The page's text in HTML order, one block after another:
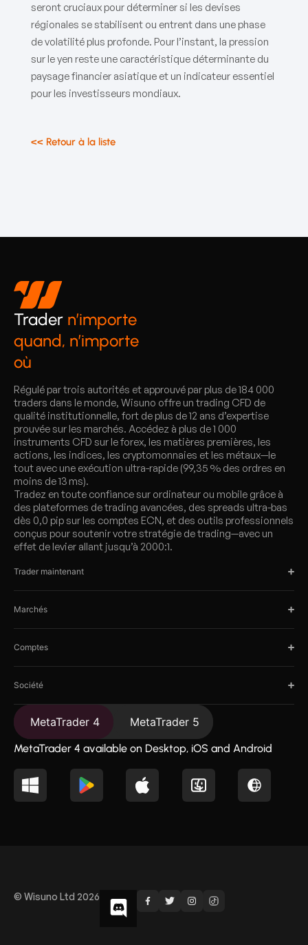
seront cruciaux pour déterminer si les devises
régionales se stabilisent ou entrent dans une phase
de volatilité plus profonde. Pour l’instant, la pression
sur le yen reste une caractéristique déterminante du
paysage financier asiatique et un indicateur essentiel
pour les investisseurs mondiaux.
<< Retour à la liste
Trader n’importe
quand, n’importe
où
Régulé par trois autorités et approuvé par plus de 184 000
traders dans le monde, Wisuno offre un trading CFD de
qualité institutionnelle, fort de plus de 12 ans d’expertise
prouvée sur les marchés. Accédez à plus de 1 000
instruments CFD sur le forex, les matières premières, les
actions, les indices, les cryptomonnaies et les métaux—le
tout avec une exécution ultra-rapide (99,35 % des ordres en
moins de 13 ms).
Tradez en toute confiance sur ordinateur ou mobile grâce à
des plateformes de trading avancées, des spreads ultra-bas
dès 0,0 pip sur les comptes ECN, et des outils professionnels
conçus pour soutenir votre stratégie de trading—avec un
effet de levier allant jusqu’à 2000:1.
Trader maintenant
Marchés
Comptes
Société
MetaTrader 4 MetaTrader 5
MetaTrader 4 available on Desktop, iOS and Android
© Wisuno Ltd 2026